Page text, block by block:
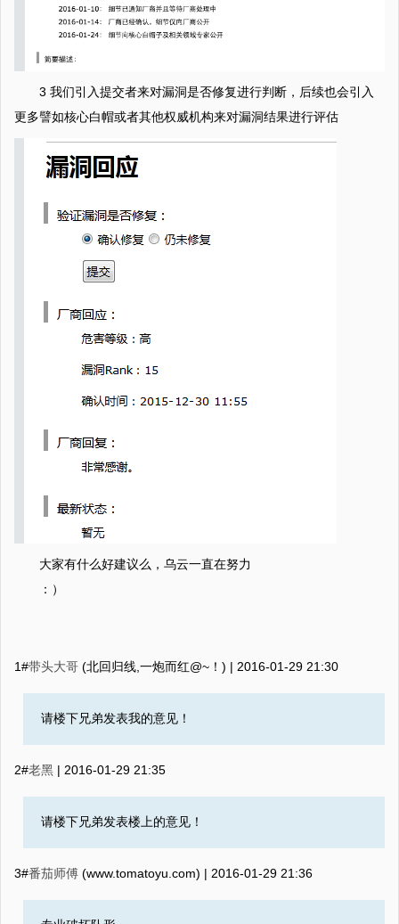
3 我们引入提交者来对漏洞是否修复进行判断，后续也会引入
更多譬如核心白帽或者其他权威机构来对漏洞结果进行评估
大家有什么好建议么，乌云一直在努力
：）
1#带头大哥 (北回归线,一炮而红@~！) | 2016-01-29 21:30
请楼下兄弟发表我的意见！
2#老黑 | 2016-01-29 21:35
请楼下兄弟发表楼上的意见！
3#番茄师傅 (www.tomatoyu.com) | 2016-01-29 21:36